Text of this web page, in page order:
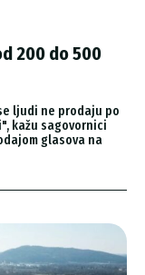
200 do 500
ljudi ne prodaju po
kažu sagovornici
glasova na